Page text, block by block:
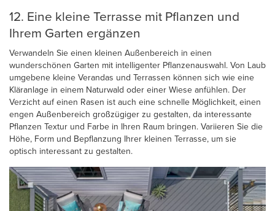
12. Eine kleine Terrasse mit Pflanzen und
Ihrem Garten ergänzen
Verwandeln Sie einen kleinen Außenbereich in einen
wunderschönen Garten mit intelligenter Pflanzenauswahl. Von Laub
umgebene kleine Verandas und Terrassen können sich wie eine
Kläranlage in einem Naturwald oder einer Wiese anfühlen. Der
Verzicht auf einen Rasen ist auch eine schnelle Möglichkeit, einen
engen Außenbereich großzügiger zu gestalten, da interessante
Pflanzen Textur und Farbe in Ihren Raum bringen. Variieren Sie die
Höhe, Form und Bepflanzung Ihrer kleinen Terrasse, um sie
optisch interessant zu gestalten.